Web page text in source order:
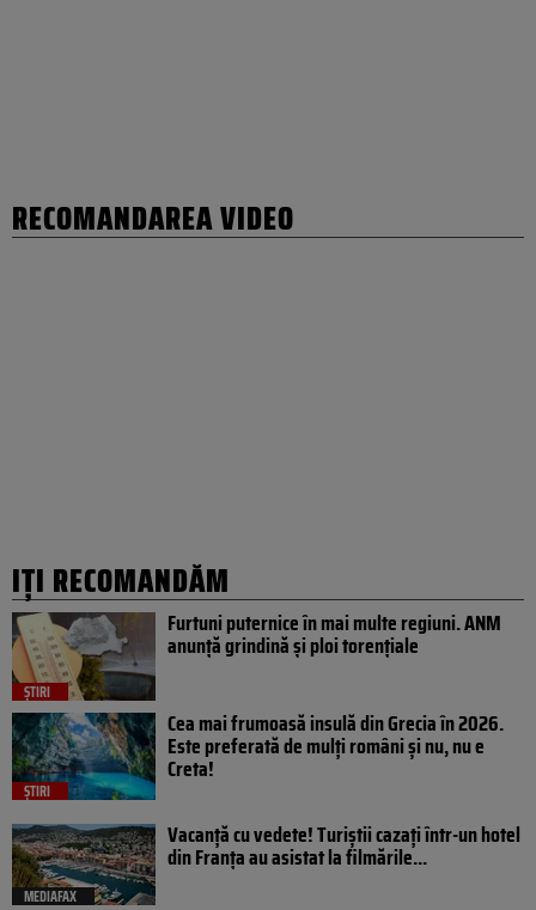
RECOMANDAREA VIDEO
IȚI RECOMANDĂM
ȘTIRI
Furtuni puternice în mai multe regiuni. ANM
anunță grindină și ploi torențiale
ȘTIRI
Cea mai frumoasă insulă din Grecia în 2026.
Este preferată de mulți români și nu, nu e
Creta!
MEDIAFAX
Vacanță cu vedete! Turiștii cazați într-un hotel
din Franța au asistat la filmările...